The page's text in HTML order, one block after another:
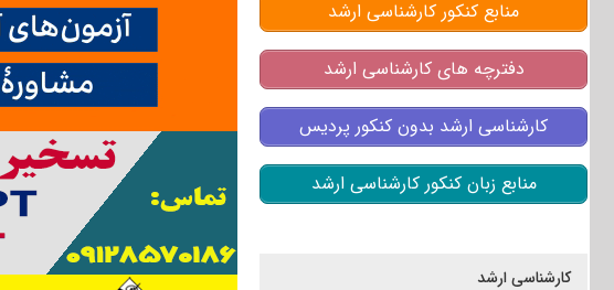
منابع کنکور کارشناسی ارشد
دفترچه های کارشناسی ارشد
کارشناسی ارشد بدون کنکور پردیس
منابع زبان کنکور کارشناسی ارشد
کارشناسی ارشد